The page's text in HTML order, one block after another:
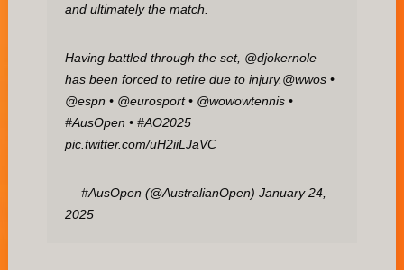
and ultimately the match.
Having battled through the set, @djokernole
has been forced to retire due to injury.@wwos•
@espn • @eurosport• @wowowtennis•
#AusOpen • #AO2025
pic.twitter.com/uH2iiLJaVC
— #AusOpen (@AustralianOpen) January 24,
2025